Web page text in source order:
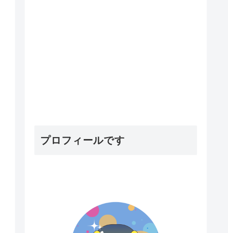
プロフィールです